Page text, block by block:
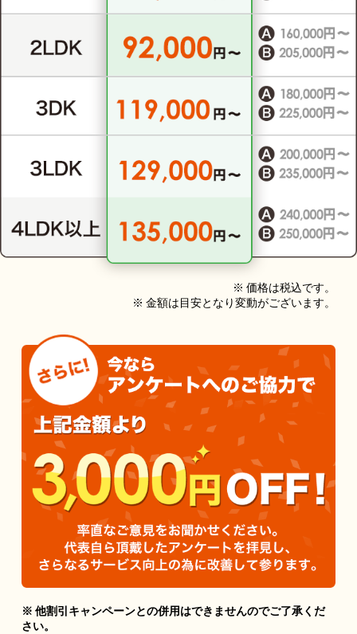
※ 価格は税込です。
※ 金額は目安となり変動がございます。
※ 他割引キャンペーンとの併用はできませんのでご了承くだ
さい。